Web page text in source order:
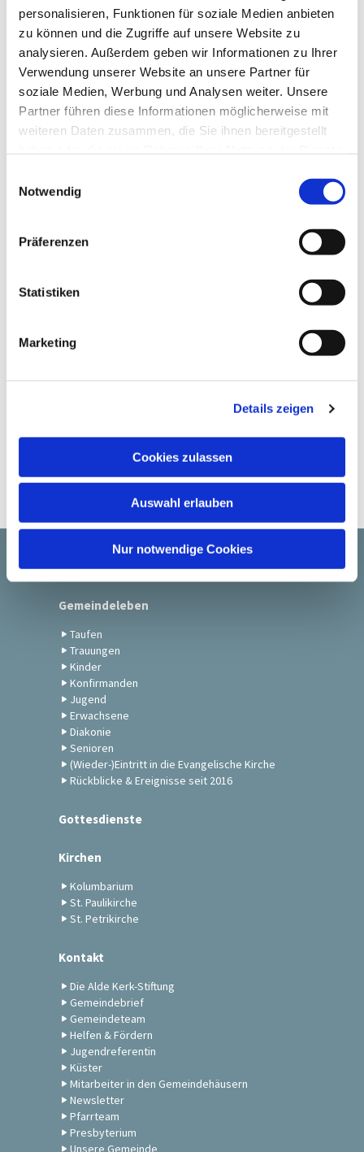
personalisieren, Funktionen für soziale Medien anbieten
zu können und die Zugriffe auf unsere Website zu
analysieren. Außerdem geben wir Informationen zu Ihrer
Verwendung unserer Website an unsere Partner für
soziale Medien, Werbung und Analysen weiter. Unsere
Partner führen diese Informationen möglicherweise mit
weiteren Daten zusammen, die Sie ihnen bereitgestellt
h
Notwendig
Präferenzen
Statistiken
Marketing
Details zeigen
Cookies zulassen
Auswahl erlauben
Nur notwendige Cookies
Dies könnte Sie auch
interessieren
Startseite
Gemeindeleben
Taufen
Trauungen
Kinder
Konfirmanden
Jugend
Erwachsene
Diakonie
Senioren
(Wieder-)Eintritt in die Evangelische Kirche
Rückblicke & Ereignisse seit 2016
Gottesdienste
Kirchen
Kolumbarium
St. Paulikirche
St. Petrikirche
Kontakt
Die Alde Kerk-Stiftung
Gemeindebrief
Gemeindeteam
Helfen & Fördern
Jugendreferentin
Küster
Mitarbeiter in den Gemeindehäusern
Newsletter
Pfarrteam
Presbyterium
Unsere Gemeinde